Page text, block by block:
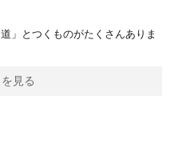
」とつくものがたくさんありま
見る